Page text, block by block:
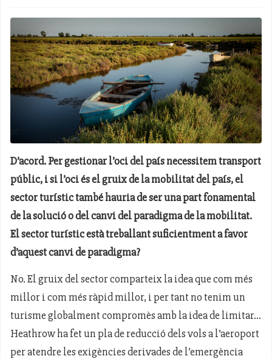
D’acord. Per gestionar l’oci del país necessitem transport
públic, i si l’oci és el gruix de la mobilitat del país, el
sector turístic també hauria de ser una part fonamental
de la solució o del canvi del paradigma de la mobilitat.
El sector turístic està treballant suficientment a favor
d’aquest canvi de paradigma?
No. El gruix del sector comparteix la idea que com més
millor i com més ràpid millor, i per tant no tenim un
turisme globalment compromès amb la idea de limitar...
Heathrow ha fet un pla de reducció dels vols a l’aeroport
per atendre les exigències derivades de l’emergència